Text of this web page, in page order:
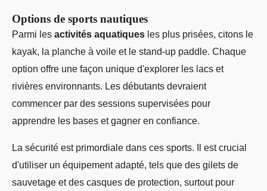
Options de sports nautiques
Parmi les activités aquatiques les plus prisées, citons le
kayak, la planche à voile et le stand-up paddle. Chaque
option offre une façon unique d'explorer les lacs et
rivières environnants. Les débutants devraient
commencer par des sessions supervisées pour
apprendre les bases et gagner en confiance.
La sécurité est primordiale dans ces sports. Il est crucial
d'utiliser un équipement adapté, tels que des gilets de
sauvetage et des casques de protection, surtout pour